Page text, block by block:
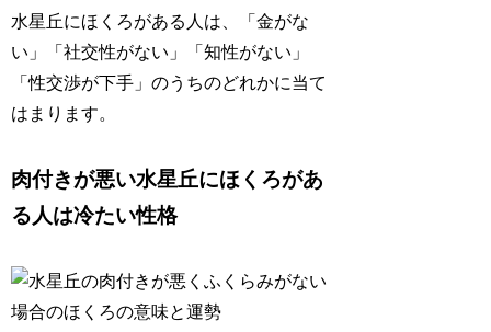
水星丘にほくろがある人は、「金がな
い」「社交性がない」「知性がない」
「性交渉が下手」のうちのどれかに当て
はまります。
肉付きが悪い水星丘にほくろがあ
る人は冷たい性格